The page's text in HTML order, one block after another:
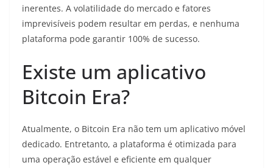
inerentes. A volatilidade do mercado e fatores
imprevisíveis podem resultar em perdas, e nenhuma
plataforma pode garantir 100% de sucesso.
Existe um aplicativo
Bitcoin Era?
Atualmente, o Bitcoin Era não tem um aplicativo móvel
dedicado. Entretanto, a plataforma é otimizada para
uma operação estável e eficiente em qualquer